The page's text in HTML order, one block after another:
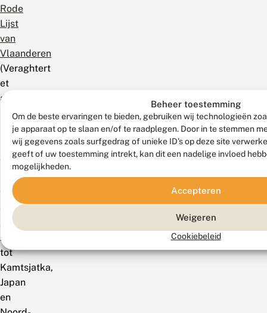
Beheer toestemming
Om de beste ervaringen te bieden, gebruiken wij technologieën
je apparaat op te slaan en/of te raadplegen. Door in te stemmen
wij gegevens zoals surfgedrag of unieke ID's op deze site
geeft of uw toestemming intrekt, kan dit een nadelige invloed
mogelijkheden.
Accepteren
Weigeren
Cookiebeleid
Rode
Lijst
van
Vlaanderen
(Veraghtert
et
al.
2023).
Mondiaal
Van
Engeland
via
gematigde
zone
tot
Kamtsjatka,
Japan
en